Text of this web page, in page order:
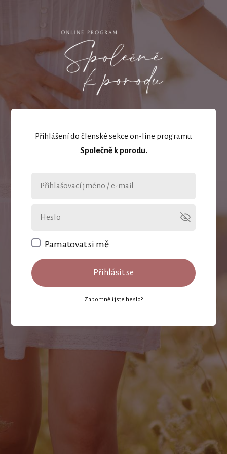
Přihlášení do členské sekce on-line programu
Společně k porodu.
Pamatovat si mě
Přihlásit se
Zapomněli jste heslo?